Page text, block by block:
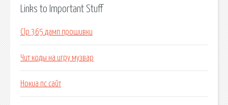
Links to Important Stuff
Clp 365 дамп прошивки
Чит коды на игру музвар
Нокиа пс сайт